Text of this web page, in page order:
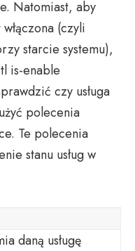
Natomiast, aby
(czyli
starcie systemu),
is-enable
czy usługa
polecenia
Te polecenia
stanu usług w
daną usługę